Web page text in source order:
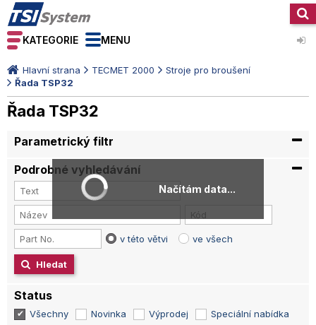
KATEGORIE MENU
Hlavní strana TECMET 2000
Stroje pro broušení
Řada TSP32
Řada TSP32
Parametrický filtr
Podrobné vyhledávání
v této větvi ve všech
Hledat
Status
Všechny Novinka Výprodej Speciální nabídka
Načítám data...